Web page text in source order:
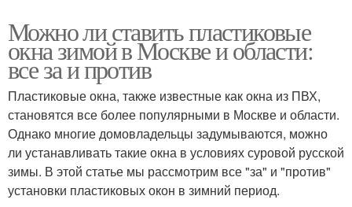
Можно ли ставить пластиковые
окна зимой в Москве и области:
все за и против
Пластиковые окна, также известные как окна из ПВХ,
становятся все более популярными в Москве и области.
Однако многие домовладельцы задумываются, можно
ли устанавливать такие окна в условиях суровой русской
зимы. В этой статье мы рассмотрим все "за" и "против"
установки пластиковых окон в зимний период.